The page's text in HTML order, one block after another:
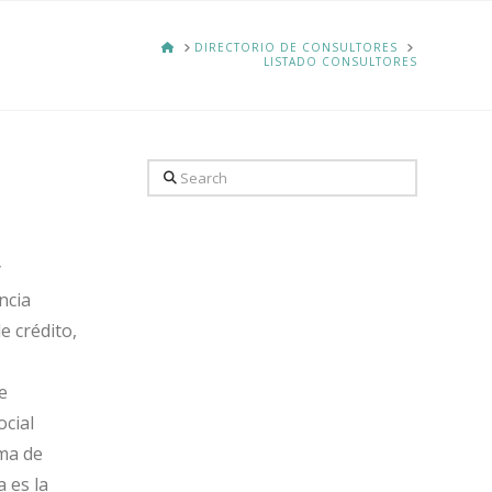
HOMEDIRECTORIO DE CONSULTORES
LISTADO CONSULTORES
crédito,
de
es la
Search